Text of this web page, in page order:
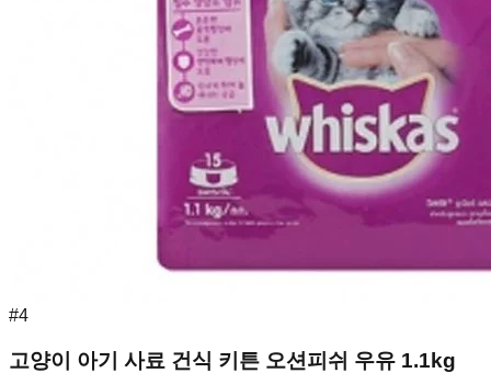
#4
고양이 아기 사료 건식 키튼 오션피쉬 우유 1.1kg